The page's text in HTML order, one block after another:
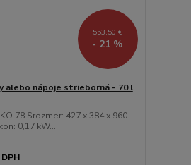
553,50 €
- 21 %
alebo nápoje strieborná - 70 l
78 Srozmer: 427 x 384 x 960
0,17 kW...